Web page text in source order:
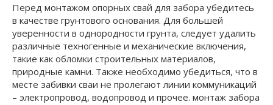
Перед монтажом опорных свай для забора убедитесь
в качестве грунтового основания. Для большей
уверенности в однородности грунта, следует удалить
различные техногенные и механические включения,
такие как обломки строительных материалов,
природные камни. Также необходимо убедиться, что в
месте забивки сваи не пролегают линии коммуникаций
– электропровод, водопровод и прочее. монтаж забора